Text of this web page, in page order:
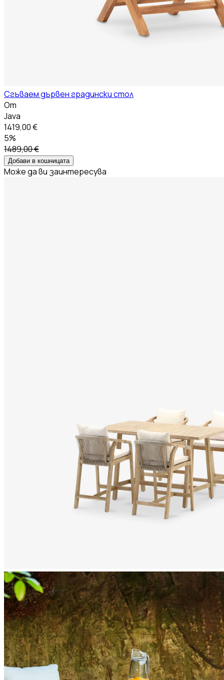
Сгъваем дървен градински стол
От
Java
1419,00 €
5%
1489,00 €
Добави в кошницата
Може да ви заинтересува